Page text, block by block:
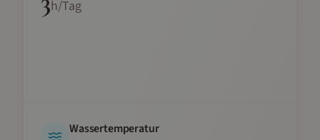
h/Tag
Wassertemperatur